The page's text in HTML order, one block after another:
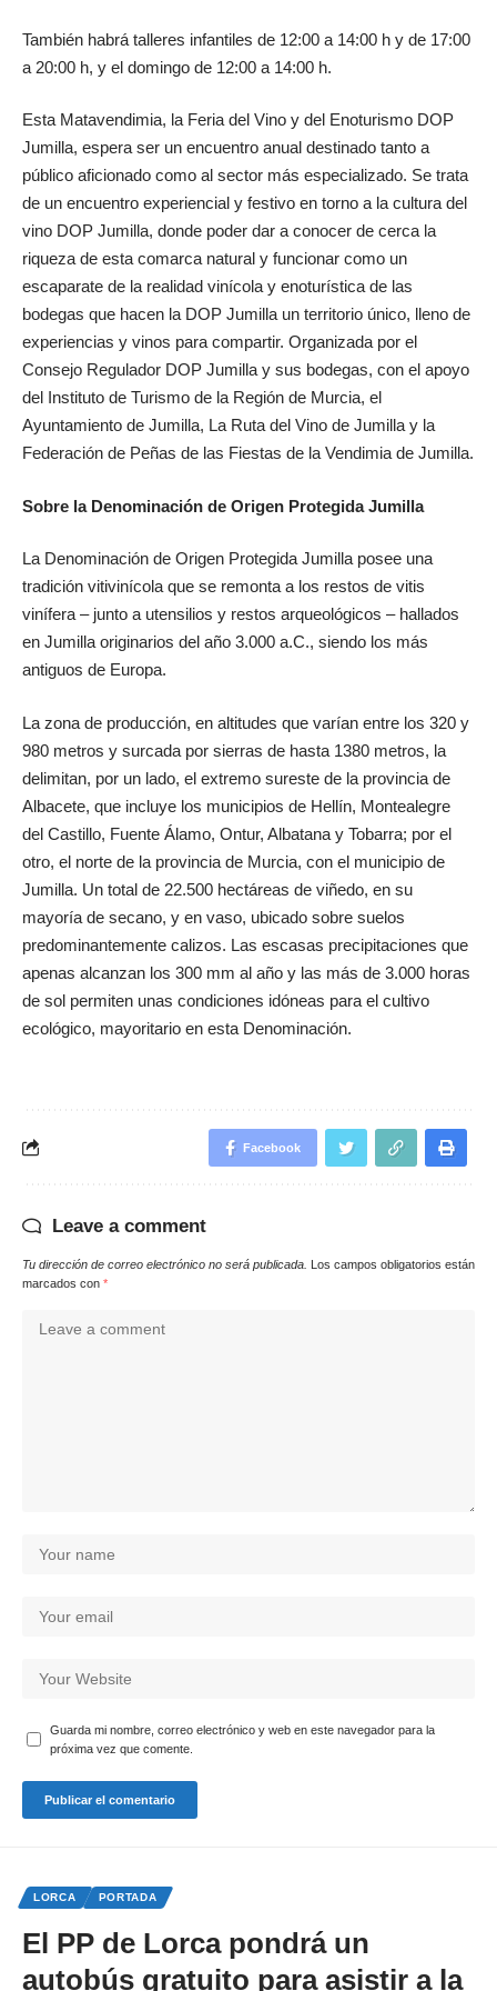
También habrá talleres infantiles de 12:00 a 14:00 h y de 17:00
a 20:00 h, y el domingo de 12:00 a 14:00 h.
Esta Matavendimia, la Feria del Vino y del Enoturismo DOP
Jumilla, espera ser un encuentro anual destinado tanto a
público aficionado como al sector más especializado. Se trata
de un encuentro experiencial y festivo en torno a la cultura del
vino DOP Jumilla, donde poder dar a conocer de cerca la
riqueza de esta comarca natural y funcionar como un
escaparate de la realidad vinícola y enoturística de las
bodegas que hacen la DOP Jumilla un territorio único, lleno de
experiencias y vinos para compartir. Organizada por el
Consejo Regulador DOP Jumilla y sus bodegas, con el apoyo
del Instituto de Turismo de la Región de Murcia, el
Ayuntamiento de Jumilla, La Ruta del Vino de Jumilla y la
Federación de Peñas de las Fiestas de la Vendimia de Jumilla.
Sobre la Denominación de Origen Protegida Jumilla
La Denominación de Origen Protegida Jumilla posee una
tradición vitivinícola que se remonta a los restos de vitis
vinífera – junto a utensilios y restos arqueológicos – hallados
en Jumilla originarios del año 3.000 a.C., siendo los más
antiguos de Europa.
La zona de producción, en altitudes que varían entre los 320 y
980 metros y surcada por sierras de hasta 1380 metros, la
delimitan, por un lado, el extremo sureste de la provincia de
Albacete, que incluye los municipios de Hellín, Montealegre
del Castillo, Fuente Álamo, Ontur, Albatana y Tobarra; por el
otro, el norte de la provincia de Murcia, con el municipio de
Jumilla. Un total de 22.500 hectáreas de viñedo, en su
mayoría de secano, y en vaso, ubicado sobre suelos
predominantemente calizos. Las escasas precipitaciones que
apenas alcanzan los 300 mm al año y las más de 3.000 horas
de sol permiten unas condiciones idóneas para el cultivo
ecológico, mayoritario en esta Denominación.
Facebook
Leave a comment
Tu dirección de correo electrónico no será publicada. Los campos obligatorios están
marcados con *
Guarda mi nombre, correo electrónico y web en este navegador para la
próxima vez que comente.
LORCA PORTADA
El PP de Lorca pondrá un
autobús gratuito para asistir a la